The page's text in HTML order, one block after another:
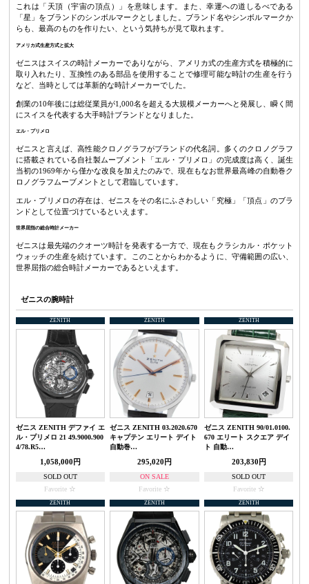
これは「天頂（宇宙の頂点）」を意味します。また、幸運への道しるべである
「星」をブランドのシンボルマークとしました。ブランド名やシンボルマークか
らも、最高のものを作りたい、という気持ちが見て取れます。
アメリカ式生産方式と拡大
ゼニスはスイスの時計メーカーでありながら、アメリカ式の生産方式を積極的に
取り入れたり、互換性のある部品を使用することで修理可能な時計の生産を行う
など、当時としては革新的な時計メーカーでした。
創業の10年後には総従業員が1,000名を超える大規模メーカーへと発展し、瞬く間
にスイスを代表する大手時計ブランドとなりました。
エル・プリメロ
ゼニスと言えば、高性能クロノグラフがブランドの代名詞。多くのクロノグラフ
に搭載されている自社製ムーブメント「エル・プリメロ」の完成度は高く、誕生
当初の1969年から僅かな改良を加えたのみで、現在もなお世界最高峰の自動巻ク
ロノグラフムーブメントとして君臨しています。
エル・プリメロの存在は、ゼニスをその名にふさわしい「究極」「頂点」のブラ
ンドとして位置づけているといえます。
世界屈指の総合時計メーカー
ゼニスは最先端のクオーツ時計を発表する一方で、現在もクラシカル・ポケット
ウォッチの生産を続けています。このことからわかるように、守備範囲の広い、
世界屈指の総合時計メーカーであるといえます。
ゼニスの腕時計
ZENITH
ゼニス ZENITH デファイ エ
ル・プリメロ 21 49.9000.900
4/78.R5…
1,058,000円
SOLD OUT
Favorite
ZENITH
ゼニス ZENITH 03.2020.670
キャプテン エリート デイト
自動巻…
295,020円
ON SALE
Favorite
ZENITH
ゼニス ZENITH 90/01.0100.
670 エリート スクエア デイ
ト 自動…
203,830円
SOLD OUT
Favorite
ZENITH ZENITH ZENITH